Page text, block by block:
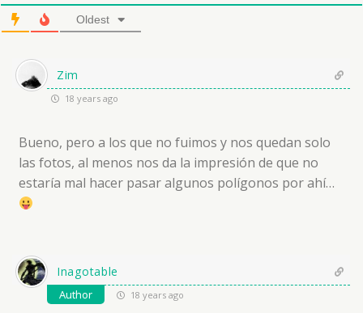
Oldest
Zim
18 years ago
Bueno, pero a los que no fuimos y nos quedan solo
las fotos, al menos nos da la impresión de que no
estaría mal hacer pasar algunos polígonos por ahí…
Inagotable
Author 18 years ago